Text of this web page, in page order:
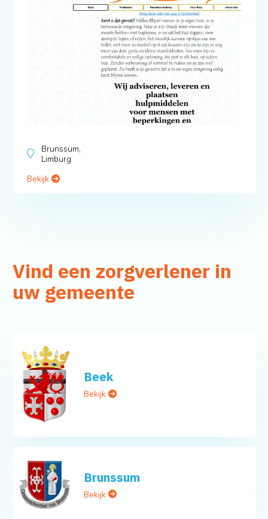
Brunssum,
Limburg
Bekijk
Vind een zorgverlener in
uw gemeente
Beek
Bekijk
Brunssum
Bekijk